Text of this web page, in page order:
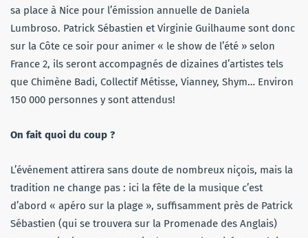
sa place à Nice pour l’émission annuelle de Daniela
Lumbroso. Patrick Sébastien et Virginie Guilhaume sont donc
sur la Côte ce soir pour animer « le show de l’été » selon
France 2, ils seront accompagnés de dizaines d’artistes tels
que Chimène Badi, Collectif Métisse, Vianney, Shym… Environ
150 000 personnes y sont attendus!
On fait quoi du coup ?
L’événement attirera sans doute de nombreux niçois, mais la
tradition ne change pas : ici la fête de la musique c’est
d’abord « apéro sur la plage », suffisamment près de Patrick
Sébastien (qui se trouvera sur la Promenade des Anglais)